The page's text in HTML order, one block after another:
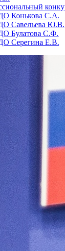
Конькова С.А.
Савельева Ю.В.
Булатова С.Ф.
Серегина Е.В.